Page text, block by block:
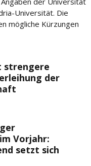
Universität. Die
mögliche Kürzungen
strengere
der
Vorjahr:
setzt sich